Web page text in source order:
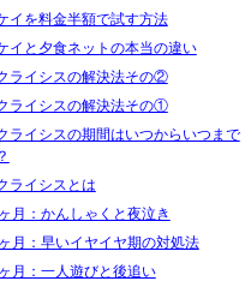
イを料金半額で試す方法
イと夕食ネットの本当の違い
ライシスの解決法その②
ライシスの解決法その①
ライシスの期間はいつからいつまで
ライシスとは
月：かんしゃくと夜泣き
月：早いイヤイヤ期の対処法
月：一人遊びと後追い